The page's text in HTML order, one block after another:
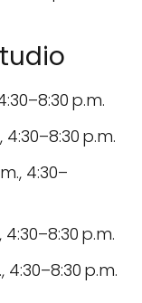
p.m.
4:30–8:30 p.m.
4:30–
4:30–8:30 p.m.
4:30–8:30 p.m.